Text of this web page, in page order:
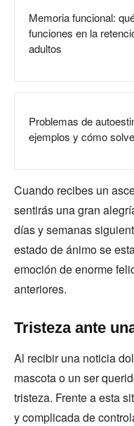
Memoria funcional:
funciones en la
adultos
Problemas de
ejemplos y cómo
Cuando recibes un
sentirás una gran
días y semanas
estado de ánimo se
emoción de enorme
anteriores.
Tristeza ante
Al recibir una noticia
mascota o un ser
tristeza. Frente a esta
y complicada de